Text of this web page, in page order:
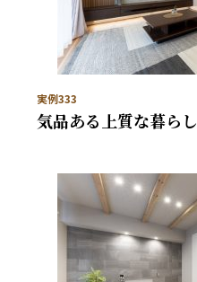
実例333
気品ある上質な暮らし